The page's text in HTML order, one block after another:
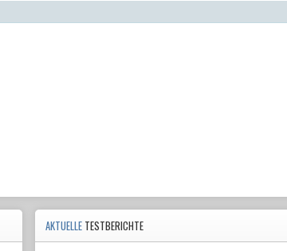
AKTUELLE TESTBERICHTE